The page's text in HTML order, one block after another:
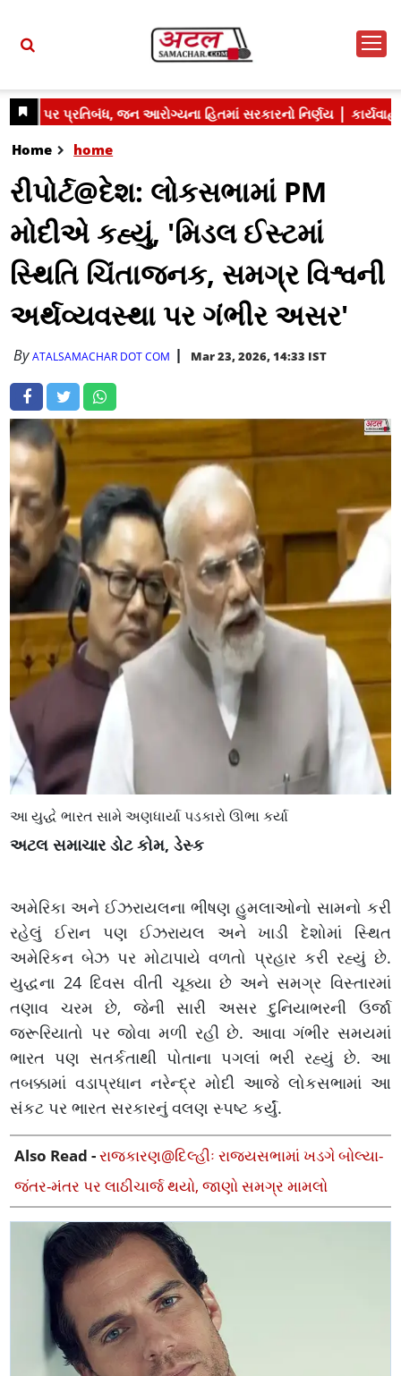
Home home
રીપોર્ટ@દેશ: લોકસભામાં PM
મોદીએ કહ્યું, 'મિડલ ઈસ્ટમાં
સ્થિતિ ચિંતાજનક, સમગ્ર વિશ્વની
અર્થવ્યવસ્થા પર ગંભીર અસર'
ByATALSAMACHAR DOT COM Mar 23, 2026, 14:33 IST
આ યુદ્ધે ભારત સામે અણધાર્યા પડકારો ઊભા કર્યા
અટલ સમાચાર ડોટ કોમ, ડેસ્ક
અમેરિકા અને ઈઝરાયલના ભીષણ હુમલાઓનો સામનો કરી
રહેલું ઈરાન પણ ઈઝરાયલ અને ખાડી દેશોમાં સ્થિત
અમેરિકન બેઝ પર મોટાપાયે વળતો પ્રહાર કરી રહ્યું છે.
યુદ્ધના 24 દિવસ વીતી ચૂક્યા છે અને સમગ્ર વિસ્તારમાં
તણાવ ચરમ છે, જેની સારી અસર દુનિયાભરની ઉર્જા
જરૂરિયાતો પર જોવા મળી રહી છે. આવા ગંભીર સમયમાં
ભારત પણ સતર્કતાથી પોતાના પગલાં ભરી રહ્યું છે. આ
તબક્કામાં વડાપ્રધાન નરેન્દ્ર મોદી આજે લોકસભામાં આ
સંકટ પર ભારત સરકારનું વલણ સ્પષ્ટ કર્યું.
Also Read -રાજકારણ@દિલ્હીઃ રાજ્યસભામાં ખડગે બોલ્યા-
જંતર-મંતર પર લાઠીચાર્જ થયો, જાણો સમગ્ર મામલો